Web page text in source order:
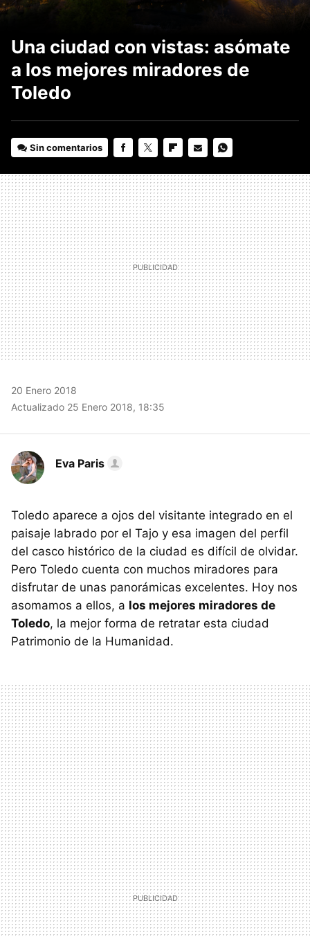
Una ciudad con vistas: asómate
a los mejores miradores de
Toledo
Sin comentarios
MAIL
20 Enero 2018
Actualizado 25 Enero 2018, 18:35
Eva Paris
Toledo aparece a ojos del visitante integrado en el
paisaje labrado por el Tajo y esa imagen del perfil
del casco histórico de la ciudad es difícil de olvidar.
Pero Toledo cuenta con muchos miradores para
disfrutar de unas panorámicas excelentes. Hoy nos
asomamos a ellos, a los mejores miradores de
Toledo, la mejor forma de retratar esta ciudad
Patrimonio de la Humanidad.